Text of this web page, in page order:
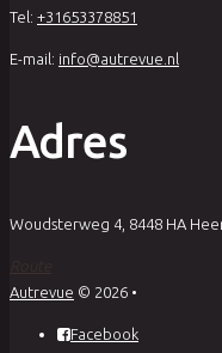
Tel: +31653378851
E-mail: info@autrevue.nl
Adres
Woudsterweg 4, 8448 HA
Autrevue © 2026 •
Facebook